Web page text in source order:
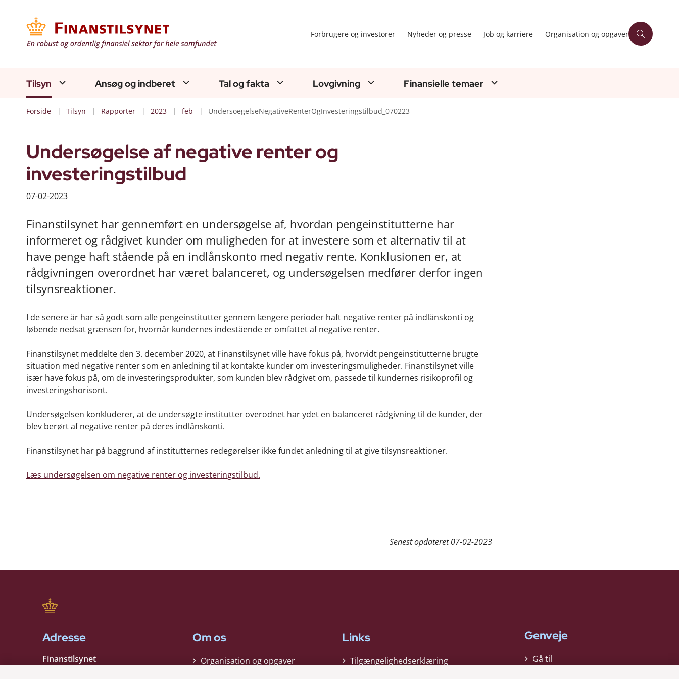
Forbrugere og investorer Nyheder og presse Job og karriere Organisation og opgaver
Tilsyn Ansøg og indberet Tal og fakta Lovgivning Finansielle temaer
Forside Tilsyn Rapporter 2023 feb UndersoegelseNegativeRenterOgInvesteringstilbud_070223
Undersøgelse af negative renter og
investeringstilbud
07-02-2023
Finanstilsynet har gennemført en undersøgelse af, hvordan pengeinstitutterne har
informeret og rådgivet kunder om muligheden for at investere som et alternativ til at
have penge haft stående på en indlånskonto med negativ rente. Konklusionen er, at
rådgivningen overordnet har været balanceret, og undersøgelsen medfører derfor ingen
tilsynsreaktioner.
I de senere år har så godt som alle pengeinstitutter gennem længere perioder haft negative renter på indlånskonti og
løbende nedsat grænsen for, hvornår kundernes indestående er omfattet af negative renter.
Finanstilsynet meddelte den 3. december 2020, at Finanstilsynet ville have fokus på, hvorvidt pengeinstitutterne brugte
situation med negative renter som en anledning til at kontakte kunder om investeringsmuligheder. Finanstilsynet ville
især have fokus på, om de investeringsprodukter, som kunden blev rådgivet om, passede til kundernes risikoprofil og
investeringshorisont.
Undersøgelsen konkluderer, at de undersøgte institutter overodnet har ydet en balanceret rådgivning til de kunder, der
blev berørt af negative renter på deres indlånskonti.
Finanstilsynet har på baggrund af institutternes redegørelser ikke fundet anledning til at give tilsynsreaktioner.
Læs undersøgelsen om negative renter og investeringstilbud.
Senest opdateret07-02-2023
Adresse
Finanstilsynet
Om os
Organisation og opgaver
Links
Tilgængelighedserklæring
Genveje
Gå til